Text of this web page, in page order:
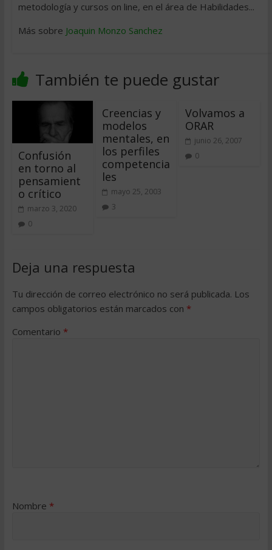
metodología y cursos on line, en el área de Habilidades...
Más sobre Joaquin Monzo Sanchez
También te puede gustar
Confusión
en torno al
pensamient
o crítico
marzo 3, 2020
0
Creencias y
modelos
mentales, en
los perfiles
competencia
les
mayo 25, 2003
3
Volvamos a
ORAR
junio 26, 2007
0
Deja una respuesta
Tu dirección de correo electrónico no será publicada. Los
campos obligatorios están marcados con *
Comentario *
Nombre *